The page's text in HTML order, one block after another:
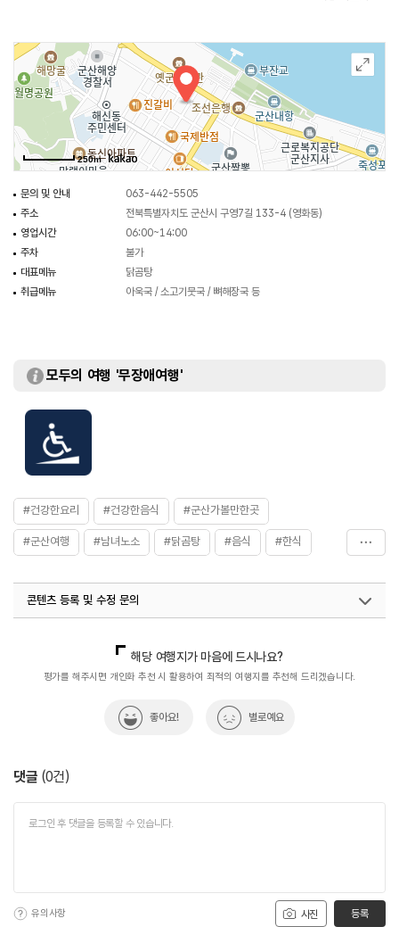
250m
문의 및 안내
063-442-5505
주소
전북특별자치도 군산시 구영7길 133-4 (영화동)
영업시간
06:00~14:00
주차
불가
대표메뉴
닭곰탕
취급메뉴
아욱국 / 소고기뭇국 / 뼈해장국 등
모두의 여행 '무장애여행'
#건강한요리 #건강한음식 #군산가볼만한곳
#군산여행 #남녀노소 #닭곰탕 #음식 #한식
콘텐츠 등록 및 수정 문의
열린관광콘텐츠팀(열린관광-모두의여행)
033-738-3425
해당 여행지가 마음에 드시나요?
평가를 해주시면 개인화 추천 시 활용하여 최적의 여행지를 추천해 드리겠습니다.
좋아요! 별로예요
댓글 (0건)
사진
유의사항 등록